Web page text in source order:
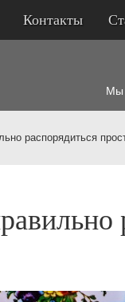
Контакты
Мы
распорядиться